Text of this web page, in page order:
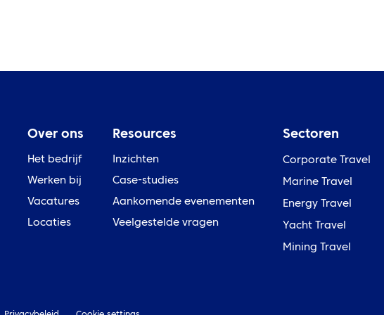
Over ons
Het bedrijf
Werken bij
Vacatures
Locaties
Resources
Inzichten
Case-studies
Aankomende evenementen
Veelgestelde vragen
Sectoren
Corporate Travel
Marine Travel
Energy Travel
Yacht Travel
Mining Travel